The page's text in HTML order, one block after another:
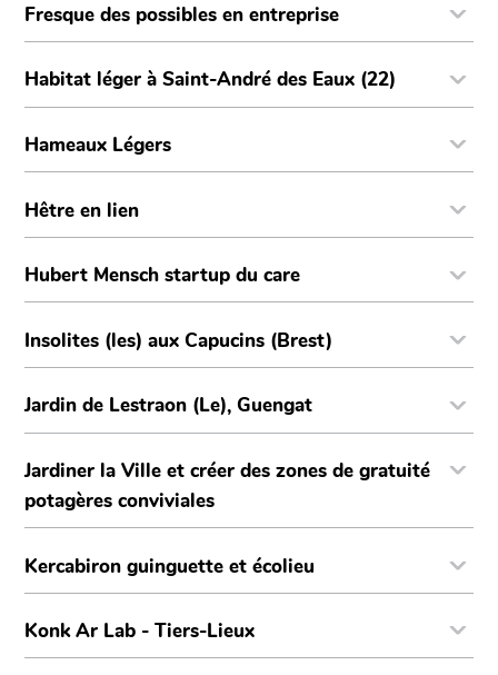
Fresque des possibles en entreprise
Habitat léger à Saint-André des Eaux (22)
Hameaux Légers
Hêtre en lien
Hubert Mensch startup du care
Insolites (les) aux Capucins (Brest)
Jardin de Lestraon (Le), Guengat
Jardiner la Ville et créer des zones de gratuité
potagères conviviales
Kercabiron guinguette et écolieu
Konk Ar Lab - Tiers-Lieux